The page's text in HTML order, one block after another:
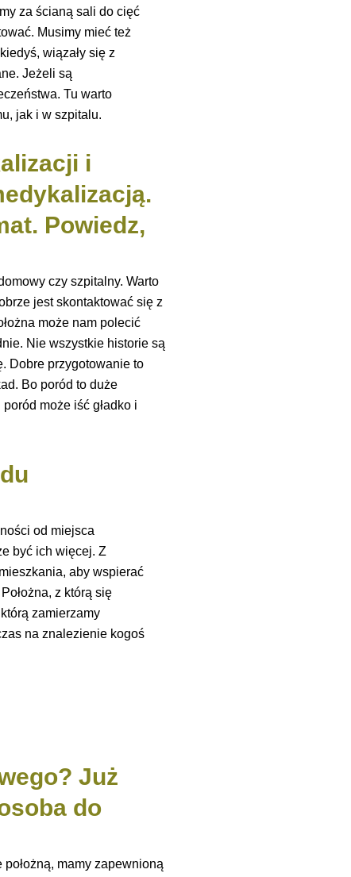
za ścianą sali do cięć
Musimy mieć też
wiązały się z
Jeżeli są
Tu warto
jak i w szpitalu.
i
Powiedz,
czy szpitalny. Warto
jest skontaktować się z
może nam polecić
Nie wszystkie historie są
Dobre przygotowanie to
Bo poród to duże
może iść gładko i
od miejsca
być ich więcej. Z
aby wspierać
z którą się
zamierzamy
na znalezienie kogoś
Już
do
mamy zapewnioną